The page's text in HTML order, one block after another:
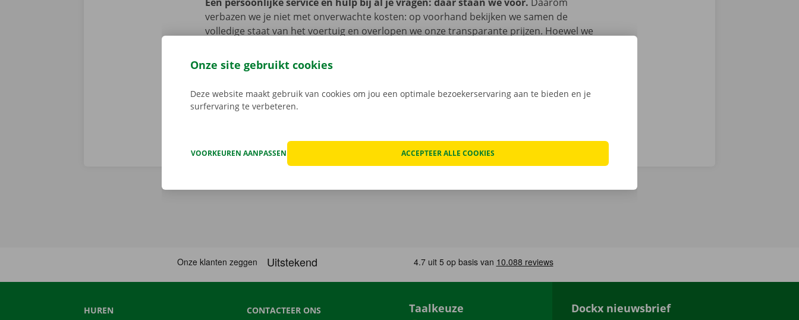
verbazen we je niet met onverwachte kosten: op voorhand bekijken we samen de
volledige staat van het voertuig en overlopen we onze transparante prijzen. Hoewel we
vertoont. In dat geval staat er 24/7 assistentie en pechverhelping voor je klaar: in heel
Europa. Zo vertrek je zorgeloos op pad met je huurauto.
HUREN
CONTACTEER ONS
Taalkeuze Dockx nieuwsbrief
Onze site gebruikt cookies
Deze website maakt gebruik van cookies om jou een optimale bezoekerservaring aan te bieden en je
surfervaring te verbeteren.
VOORKEUREN AANPASSEN ACCEPTEER ALLE COOKIES